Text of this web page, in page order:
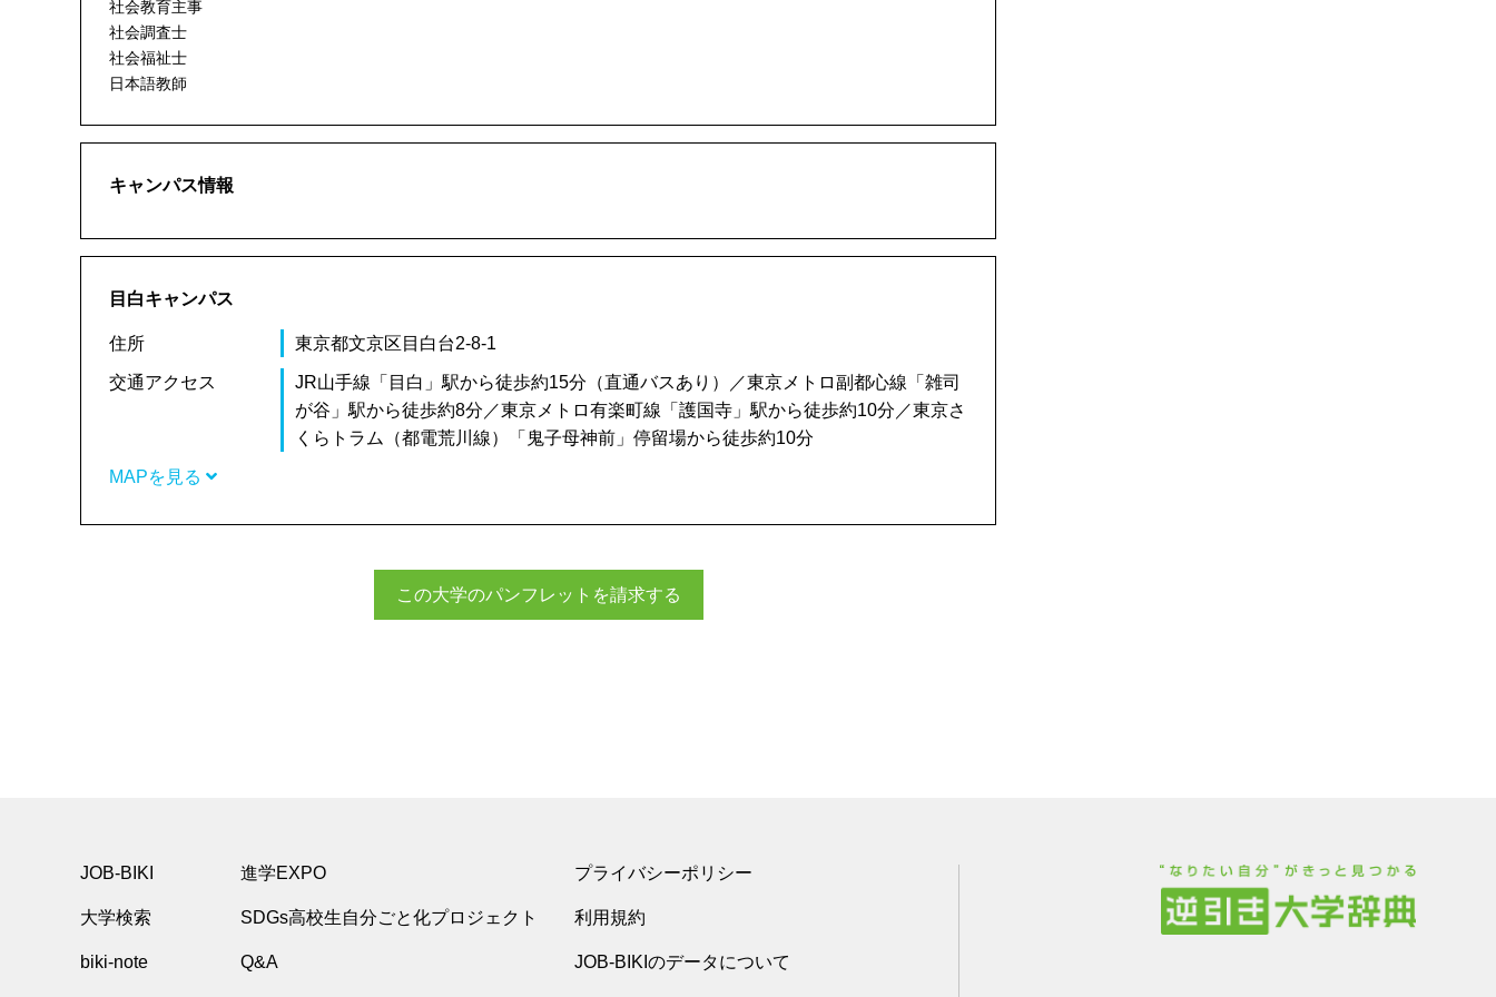
社会教育主事
社会調査士
社会福祉士
日本語教師
キャンパス情報
目白キャンパス
住所 東京都文京区目白台2-8-1
交通アクセス
JR山手線「目白」駅から徒歩約15分（直通バスあり）／東京メトロ副都心線「雑司
が谷」駅から徒歩約8分／東京メトロ有楽町線「護国寺」駅から徒歩約10分／東京さ
くらトラム（都電荒川線）「鬼子母神前」停留場から徒歩約10分
MAPを見る
この大学のパンフレットを請求する
JOB-BIKI
大学検索
biki-note
進学EXPO
SDGs高校生自分ごと化プロジェクト
Q&A
プライバシーポリシー
利用規約
JOB-BIKIのデータについて